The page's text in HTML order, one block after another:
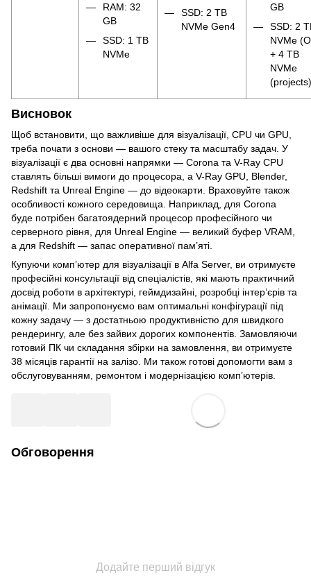
RAM: 32
GB
SSD: 1 TB
NVMe
SSD: 2 TB
NVMe Gen4
GB
SSD: 2
NVMe
+ 4 TB
NVMe
(projects)
Висновок
Щоб встановити, що важливіше для візуалізації, CPU чи GPU,
треба почати з основи — вашого стеку та масштабу задач. У
візуалізації є два основні напрямки — Corona та V-Ray CPU
ставлять більші вимоги до процесора, а V-Ray GPU, Blender,
Redshift та Unreal Engine — до відеокарти. Враховуйте також
особливості кожного середовища. Наприклад, для Corona
буде потрібен багатоядерний процесор професійного чи
серверного рівня, для Unreal Engine — великий буфер VRAM,
а для Redshift — запас оперативної пам’яті.
Купуючи комп’ютер для візуалізації в Alfa Server, ви отримуєте
професійні консультації від спеціалістів, які мають практичний
досвід роботи в архітектурі, геймдизайні, розробці інтер’єрів та
анімації. Ми запропонуємо вам оптимальні конфігурації під
кожну задачу — з достатньою продуктивністю для швидкого
рендерингу, але без зайвих дорогих компонентів. Замовляючи
готовий ПК чи складання збірки на замовлення, ви отримуєте
38 місяців гарантії на залізо. Ми також готові допомогти вам з
обслуговуванням, ремонтом і модернізацією комп’ютерів.
Обговорення
Додайте перший відгук